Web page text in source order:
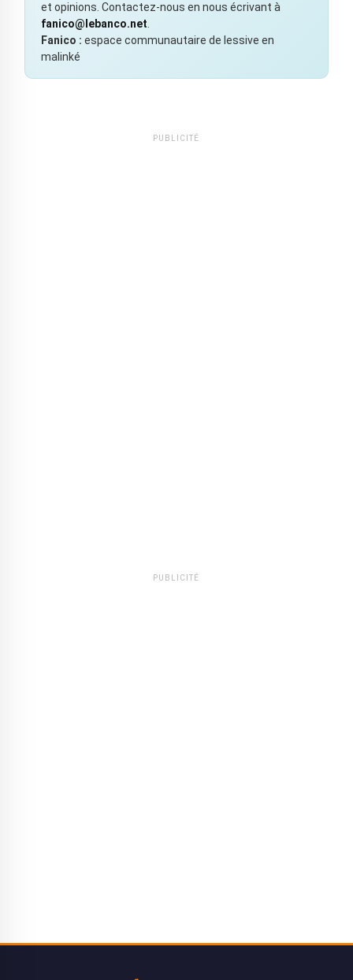
et opinions. Contactez-nous en nous écrivant à
fanico@lebanco.net
Fanico : espace communautaire de lessive en
malinké
PUBLICITÉ
PUBLICITÉ